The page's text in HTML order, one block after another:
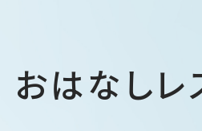
おはなしレ